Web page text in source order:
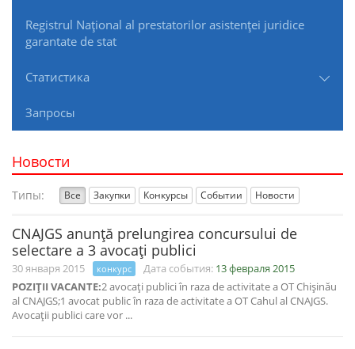
Registrul Naţional al prestatorilor asistenţei juridice
garantate de stat
Статистика
Запросы
Новости
Типы: Все Закупки Конкурсы Событии Новости
CNAJGS anunţă prelungirea concursului de
selectare a 3 avocaţi publici
30 января 2015 конкурс Дата события: 13 февраля 2015
POZIŢII VACANTE:2 avocaţi publici în raza de activitate a OT Chişinău
al CNAJGS;1 avocat public în raza de activitate a OT Cahul al CNAJGS.
Avocaţii publici care vor ...